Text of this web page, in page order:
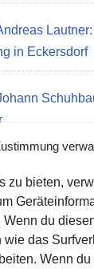
zu bieten,
du
das
Wenn
in Eckersdorf